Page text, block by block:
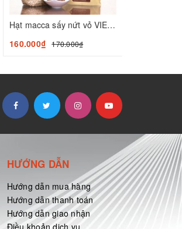
Hạt macca sấy nứt vỏ VIETCROP 450gr
160.000₫
170.000₫
HƯỚNG DẪN
Hướng dẫn mua hàng
Hướng dẫn thanh toán
Hướng dẫn giao nhận
Điều khoản dịch vụ